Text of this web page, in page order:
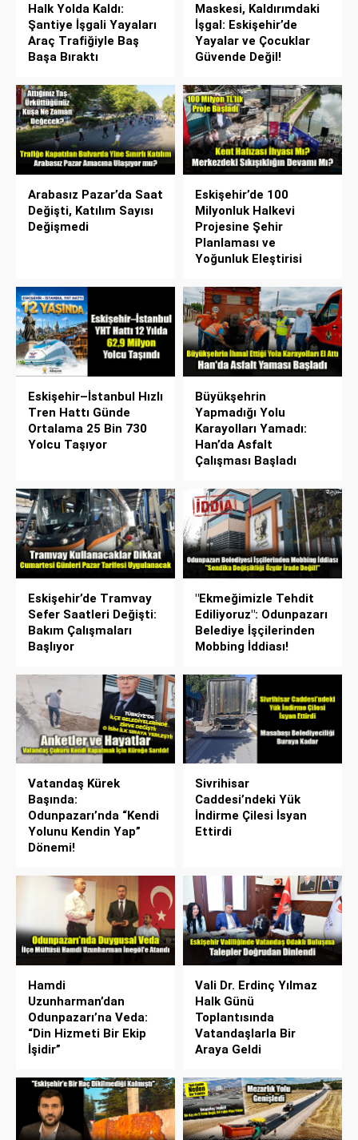
Halk Yolda Kaldı:
Şantiye İşgali Yayaları
Araç Trafiğiyle Baş
Başa Bıraktı
Maskesi, Kaldırımdaki
İşgal: Eskişehir’de
Yayalar ve Çocuklar
Güvende Değil!
Arabasız Pazar’da Saat
Değişti, Katılım Sayısı
Değişmedi
Eskişehir’de 100
Milyonluk Halkevi
Projesine Şehir
Planlaması ve
Yoğunluk Eleştirisi
Eskişehir–İstanbul Hızlı
Tren Hattı Günde
Ortalama 25 Bin 730
Yolcu Taşıyor
Büyükşehrin
Yapmadığı Yolu
Karayolları Yamadı:
Han’da Asfalt
Çalışması Başladı
Eskişehir’de Tramvay
Sefer Saatleri Değişti:
Bakım Çalışmaları
Başlıyor
"Ekmeğimizle Tehdit
Ediliyoruz": Odunpazarı
Belediye İşçilerinden
Mobbing İddiası!
Vatandaş Kürek
Başında:
Odunpazarı’nda “Kendi
Yolunu Kendin Yap”
Dönemi!
Sivrihisar
Caddesi’ndeki Yük
İndirme Çilesi İsyan
Ettirdi
Hamdi
Uzunharman’dan
Odunpazarı’na Veda:
“Din Hizmeti Bir Ekip
İşidir”
Vali Dr. Erdinç Yılmaz
Halk Günü
Toplantısında
Vatandaşlarla Bir
Araya Geldi